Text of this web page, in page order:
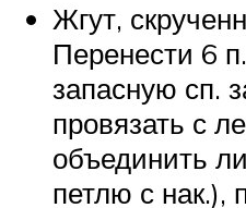
Жгут,
Перенести 6
запасную сп.
провязать с
объединить
петлю с нак.),